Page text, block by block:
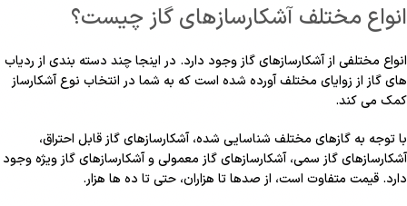
انواع مختلف آشکارسازهای گاز چیست؟
انواع مختلفی از آشکارسازهای گاز وجود دارد. در اینجا چند دسته بندی از ردیاب
های گاز از زوایای مختلف آورده شده است که به شما در انتخاب نوع آشکارساز
کمک می کند.
با توجه به گازهای مختلف شناسایی شده، آشکارسازهای گاز قابل احتراق،
آشکارسازهای گاز سمی، آشکارسازهای گاز معمولی و آشکارسازهای گاز ویژه وجود
دارد. قیمت متفاوت است، از صدها تا هزاران، حتی تا ده ها هزار.